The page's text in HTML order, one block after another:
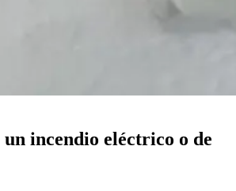
incendio eléctrico o de